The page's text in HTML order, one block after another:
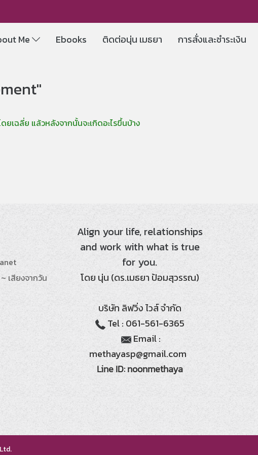
Me Ebooks ติดต่อนุ่น เมธยา การสั่งและชำระเงิน
เฉลี่ย แล้วหลังจากนั้นจะเกิดอะไรขึ้นบ้าง
เสียงจากวัน
Align your life, relationships
and work with what is true
for you.
โดย นุ่น (ดร.เมธยา ป้อมสุวรรณ)
บริษัท ลิฟวิ่ง ไวส์ จำกัด
Tel : 061-561-6365
Email :
methayasp@gmail.com
Line ID: noonmethaya